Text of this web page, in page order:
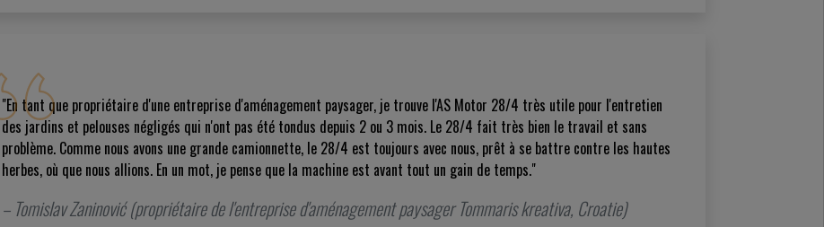
"En tant que propriétaire d'une entreprise d'aménagement paysager, je trouve l'AS Motor 28/4 très utile pour l'entretien
des jardins et pelouses négligés qui n'ont pas été tondus depuis 2 ou 3 mois. Le 28/4 fait très bien le travail et sans
problème. Comme nous avons une grande camionnette, le 28/4 est toujours avec nous, prêt à se battre contre les hautes
herbes, où que nous allions. En un mot, je pense que la machine est avant tout un gain de temps."
– Tomislav Zaninović (propriétaire de l'entreprise d'aménagement paysager Tommaris kreativa, Croatie)